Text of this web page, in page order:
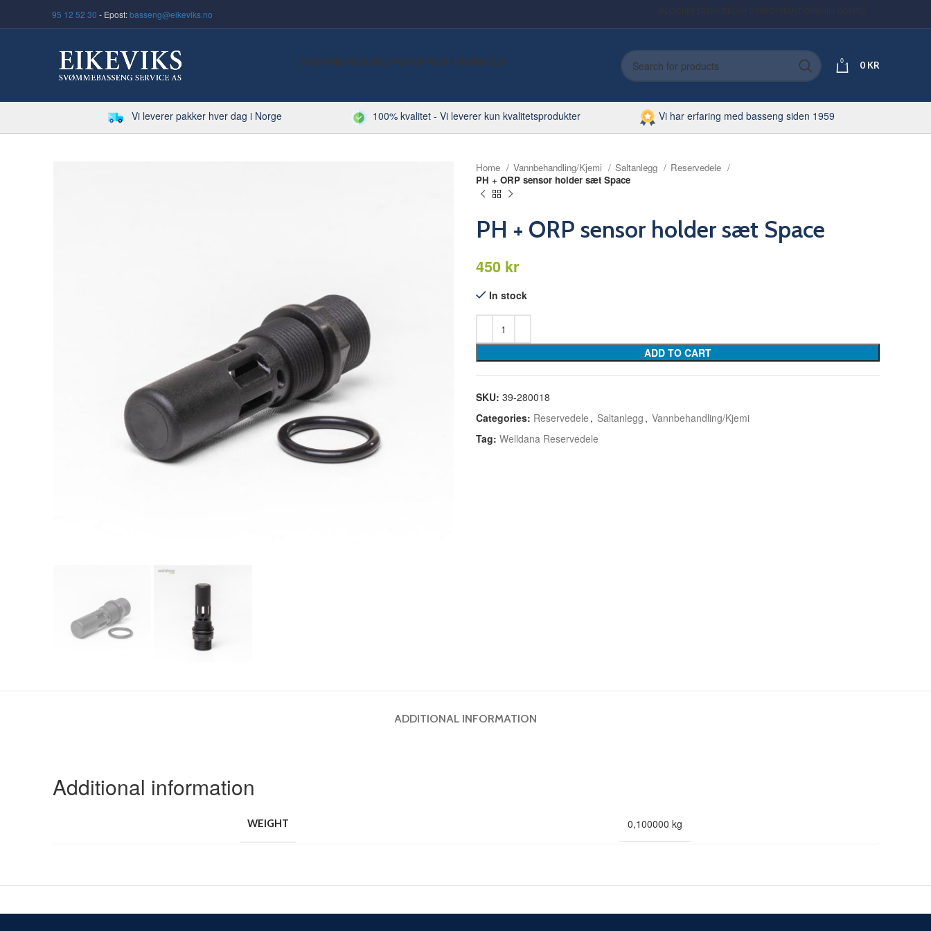
95 12 52 30 - Epost:basseng@eikeviks.no
SVØMMEBASSENGSPASAUNAKJEMIRØRDELER 0 0 KR
Vi leverer pakker hver dag i Norge 100% kvalitet - Vi leverer kun kvalitetsprodukter Vi har erfaring med basseng siden 1959
Home Vannbehandling/Kjemi Saltanlegg
Reservedele
PH + ORP sensor holder sæt Space
PH + ORP sensor holder sæt Space
kr
In stock
ADD TO CART
SKU: 39-280018
Categories: Reservedele , Saltanlegg , Vannbehandling/Kjemi
Tag: Welldana Reservedele
ADDITIONAL INFORMATION
Additional information
WEIGHT 0,100000 kg